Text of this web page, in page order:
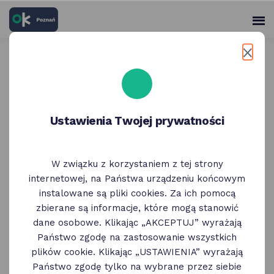
skróty
głównych
Panel
Wydawnictwo Miejskie
Ustawienia Twojej prywatności
W związku z korzystaniem z tej strony
internetowej, na Państwa urządzeniu końcowym
instalowane są pliki cookies. Za ich pomocą
zbierane są informacje, które mogą stanowić
dane osobowe. Klikając „AKCEPTUJ” wyrażają
Państwo zgodę na zastosowanie wszystkich
plików cookie. Klikając „USTAWIENIA” wyrażają
Państwo zgodę tylko na wybrane przez siebie